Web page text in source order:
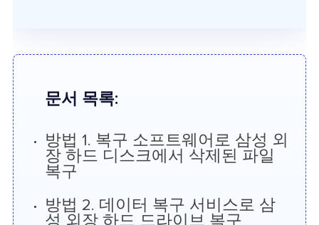
문서 목록:
방법 1. 복구 소프트웨어로 삼성 외
장 하드 디스크에서 삭제된 파일
복구
방법 2. 데이터 복구 서비스로 삼
성 외장 하드 드라이브 복구